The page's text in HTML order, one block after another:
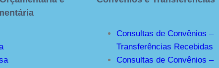
Consultas de Convênios –
Transferências Recebidas
Consultas de Convênios –